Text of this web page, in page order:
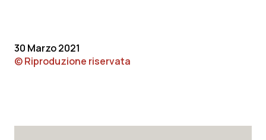
Molise
Epatiti
30 Marzo 2021
© Riproduzione riservata